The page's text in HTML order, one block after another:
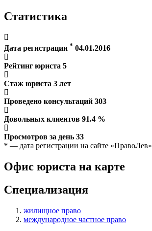
Статистика
Дата регистрации * 04.01.2016
Рейтинг юриста 5
Стаж юриста 3 лет
Проведено консультаций 303
Довольных клиентов 91.4 %
Просмотров за день 33
* — дата регистрации на сайте «ПравоЛев»
Офис юриста на карте
Специализация
жилищное право
международное частное право